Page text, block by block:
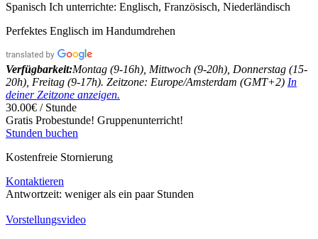
Spanisch Ich unterrichte: Englisch, Französisch, Niederländisch
Perfektes Englisch im Handumdrehen
Verfügbarkeit:Montag (9-16h), Mittwoch (9-20h), Donnerstag (15-
20h), Freitag (9-17h). Zeitzone: Europe/Amsterdam (GMT+2) In
deiner Zeitzone anzeigen.
30.00€ / Stunde
Gratis Probestunde! Gruppenunterricht!
Stunden buchen
Kostenfreie Stornierung
Kontaktieren
Antwortzeit: weniger als ein paar Stunden
Vorstellungsvideo